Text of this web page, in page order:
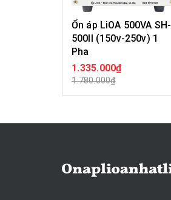
Ổn áp LiOA 500VA SH-
500II (150v-250v) 1
Pha
1.335.000₫
1.780.000₫
MUA HÀNG